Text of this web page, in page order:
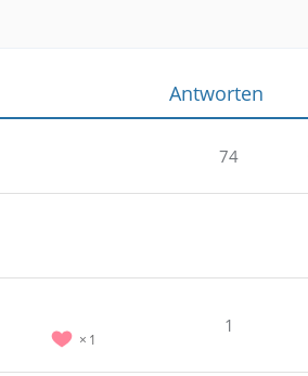
Antworten
74
1
1